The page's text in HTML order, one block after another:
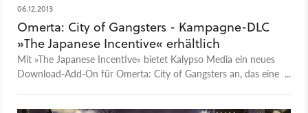
06.12.2013
Omerta: City of Gangsters - Kampagne-DLC
»The Japanese Incentive« erhältlich
Mit »The Japanese Incentive« bietet Kalypso Media ein neues
Download-Add-On für Omerta: City of Gangsters an, das eine